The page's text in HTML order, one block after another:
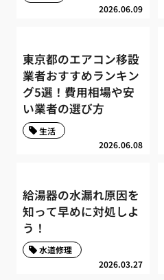
2026.06.09
東京都のエアコン移設
業者おすすめランキン
グ5選！費用相場や安
い業者の選び方
2026.06.08
生活
給湯器の水漏れ原因を
知って早めに対処しよ
う！
2026.03.27
水道修理